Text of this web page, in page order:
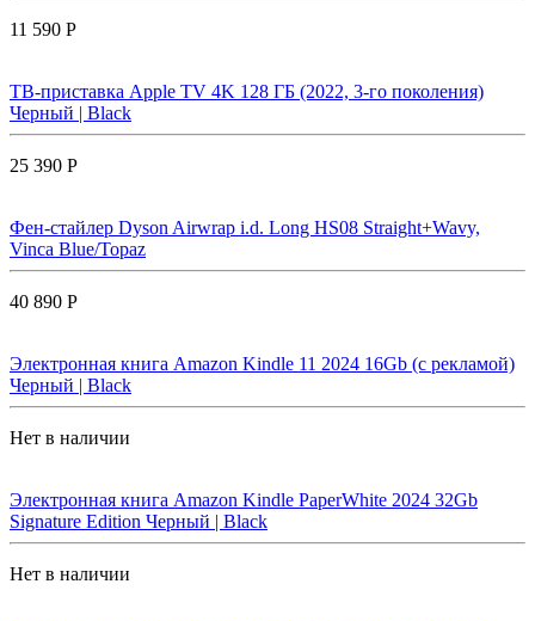
11 590 Р
ТВ-приставка Apple TV 4K 128 ГБ (2022, 3-го поколения)
Черный | Black
25 390 Р
Фен-стайлер Dyson Airwrap i.d. Long HS08 Straight+Wavy,
Vinca Blue/Topaz
40 890 Р
Электронная книга Amazon Kindle 11 2024 16Gb (с рекламой)
Черный | Black
Нет в наличии
Электронная книга Amazon Kindle PaperWhite 2024 32Gb
Signature Edition Черный | Black
Нет в наличии